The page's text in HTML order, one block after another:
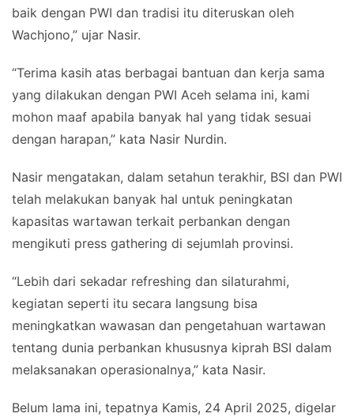
baik dengan PWI dan tradisi itu diteruskan oleh
Wachjono,” ujar Nasir.
“Terima kasih atas berbagai bantuan dan kerja sama
yang dilakukan dengan PWI Aceh selama ini, kami
mohon maaf apabila banyak hal yang tidak sesuai
dengan harapan,” kata Nasir Nurdin.
Nasir mengatakan, dalam setahun terakhir, BSI dan PWI
telah melakukan banyak hal untuk peningkatan
kapasitas wartawan terkait perbankan dengan
mengikuti press gathering di sejumlah provinsi.
“Lebih dari sekadar refreshing dan silaturahmi,
kegiatan seperti itu secara langsung bisa
meningkatkan wawasan dan pengetahuan wartawan
tentang dunia perbankan khususnya kiprah BSI dalam
melaksanakan operasionalnya,” kata Nasir.
Belum lama ini, tepatnya Kamis, 24 April 2025, digelar